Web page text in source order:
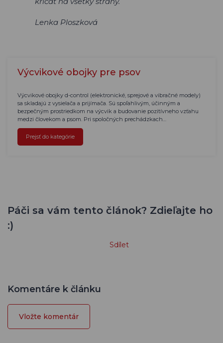
Lenka Ploszková
Výcvikové obojky pre psov
Výcvikové obojky d-control (elektronické, sprejové a vibračné modely)
sa skladajú z vysielača a prijímača. Sú spoľahlivým, účinným a
bezpečným prostriedkom na výcvik a budovanie pozitívneho vzťahu
medzi človekom a psom. Pri spoločných prechádzkach…
Prejsť do kategórie
Páči sa vám tento článok? Zdieľajte ho
:)
Sdílet
Komentáre k článku
Vložte komentár